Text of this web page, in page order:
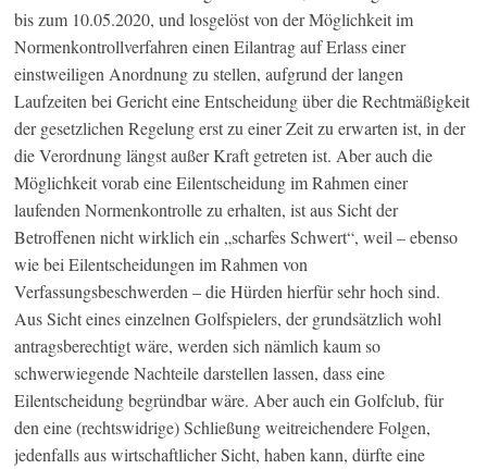
bis zum 10.05.2020, und losgelöst von der Möglichkeit im
Normenkontrollverfahren einen Eilantrag auf Erlass einer
einstweiligen Anordnung zu stellen, aufgrund der langen
Laufzeiten bei Gericht eine Entscheidung über die Rechtmäßigkeit
der gesetzlichen Regelung erst zu einer Zeit zu erwarten ist, in der
die Verordnung längst außer Kraft getreten ist. Aber auch die
Möglichkeit vorab eine Eilentscheidung im Rahmen einer
laufenden Normenkontrolle zu erhalten, ist aus Sicht der
Betroffenen nicht wirklich ein „scharfes Schwert“, weil – ebenso
wie bei Eilentscheidungen im Rahmen von
Verfassungsbeschwerden – die Hürden hierfür sehr hoch sind.
Aus Sicht eines einzelnen Golfspielers, der grundsätzlich wohl
antragsberechtigt wäre, werden sich nämlich kaum so
schwerwiegende Nachteile darstellen lassen, dass eine
Eilentscheidung begründbar wäre. Aber auch ein Golfclub, für
den eine (rechtswidrige) Schließung weitreichendere Folgen,
jedenfalls aus wirtschaftlicher Sicht, haben kann, dürfte eine